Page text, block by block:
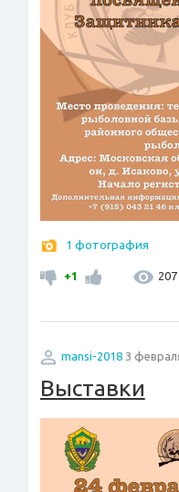
1 фотография
+1 207
mansi-20183
Выставки